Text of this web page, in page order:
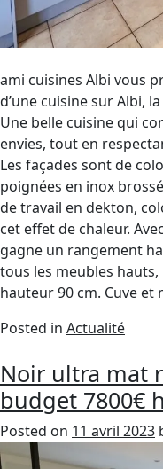
ami cuisines Albi vous
d’une cuisine sur Albi,
Une belle cuisine qui
envies, tout en
Les façades sont de
poignées en inox
de travail en dekton,
cet effet de chaleur.
gagne un rangement
tous les meubles
hauteur 90 cm. Cuve et
Posted in Actualité
Noir ultra mat
budget 7800€
Posted on 11 avril 2023